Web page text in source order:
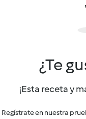
¿Te
¡Esta receta y
Regístrate en nuestra